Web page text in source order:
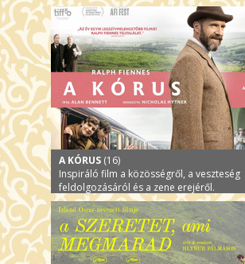
A KÓRUS (16)
Inspiráló film a közösségről, a veszteség
feldolgozásáról és a zene erejéről.